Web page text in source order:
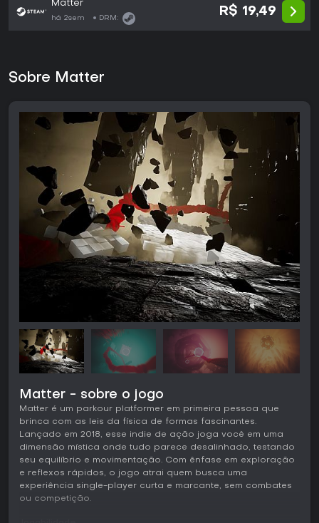
Matter
há 2sem DRM:
R$ 19,49
Sobre Matter
Matter - sobre o jogo
Matter é um parkour platformer em primeira pessoa que
brinca com as leis da física de formas fascinantes.
Lançado em 2018, esse indie de ação joga você em uma
dimensão mística onde tudo parece desalinhado, testando
seu equilíbrio e movimentação. Com ênfase em exploração
e reflexos rápidos, o jogo atrai quem busca uma
experiência single-player curta e marcante, sem combates
ou competição.